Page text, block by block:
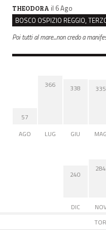
THEODORA il 6 Ago
Poi tutti al mare...non credo a
57
AGO
366
LUG
338
GIU
335
MAG
240
DIC
284